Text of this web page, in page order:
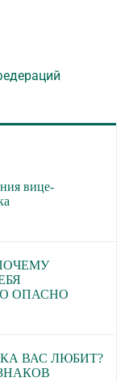
вице-
ОПАСНО
ВАС ЛЮБИТ?